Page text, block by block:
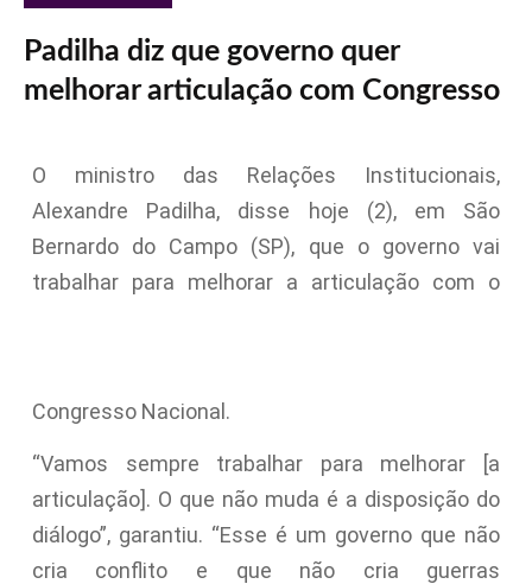
Padilha diz que governo quer
melhorar articulação com Congresso
O ministro das Relações Institucionais,
Alexandre Padilha, disse hoje (2), em São
Bernardo do Campo (SP), que o governo vai
trabalhar para melhorar a articulação com o
Congresso Nacional.
“Vamos sempre trabalhar para melhorar [a
articulação]. O que não muda é a disposição do
diálogo”, garantiu. “Esse é um governo que não
cria conflito e que não cria guerras